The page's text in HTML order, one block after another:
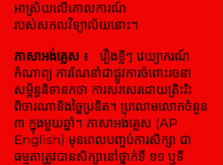
អាស្រ័យលើគោលការណ៍
របស់សកលវិទ្យាល័យនោះ។
ភាសាអង់គ្លេស ៖
រឿងខ្លីៗ វេយ្យាករណ៍
កំណាព្យ ការណែនាំជាផ្លូវការចំពោះរចនា
សម្ព័ន្ធនិទានកថា ការសរសេរដោយត្រិះរិះ​
ពិចារណានិងច្នៃប្រឌិត។ ប្រលោមលោកចំនួន
៣ ក្នុងមួយឆ្នាំ។ ភាសាអង់គ្លេស (AP
English) មុនពេលបញ្ចប់ការសិក្សា ជា
ធម្មតាត្រូវបានសិក្សានៅថ្នាក់ទី ១១ ឬទី